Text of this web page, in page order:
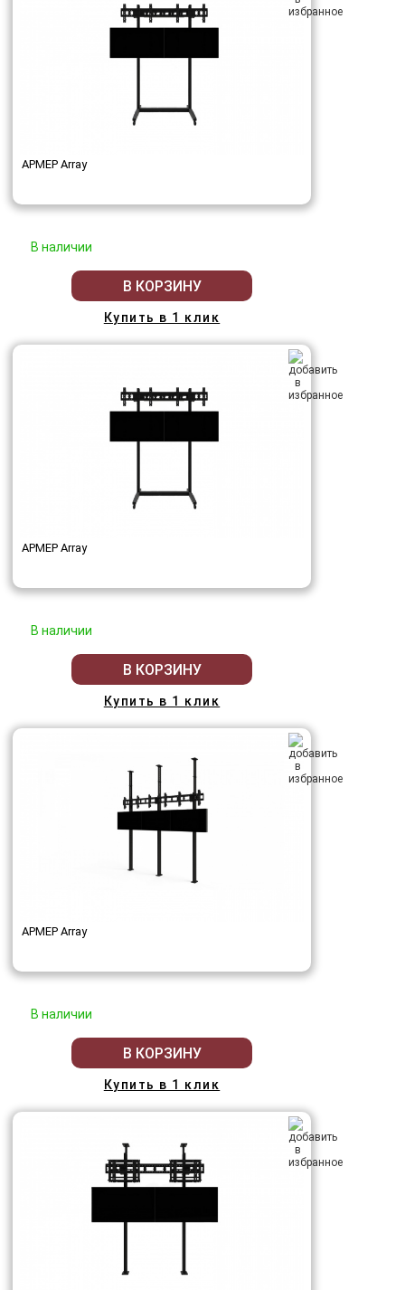
АРМЕР Array
В наличии
В КОРЗИНУ
Купить в 1 клик
АРМЕР Array
В наличии
В КОРЗИНУ
Купить в 1 клик
АРМЕР Array
В наличии
В КОРЗИНУ
Купить в 1 клик